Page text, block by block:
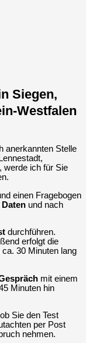
Siegen,
Westfalen
anerkannten Stelle
werde ich für Sie
einen Fragebogen
Daten und nach
durchführen.
erfolgt die
30 Minuten lang
mit einem
Minuten hin
Sie den Test
per Post
nehmen.